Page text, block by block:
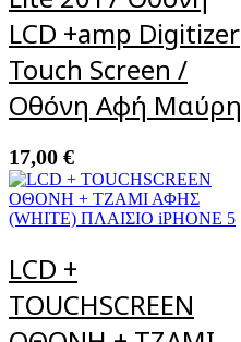
LCD +amp Digitizer
Touch Screen /
Οθόνη Αφή Μαύρη
17,00 €
LCD +
TOUCHSCREEN